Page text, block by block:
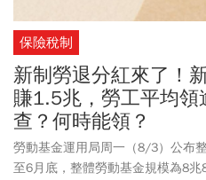
保險稅制
新制勞退分紅來了！
賺1.5兆，勞工平均
查？何時能領？
勞動基金運用局周一（8/3）公布
至6月底，整體勞動基金規模為8